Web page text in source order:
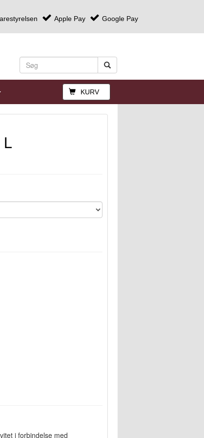
Apple Pay Google Pay
KURV
i forbindelse med